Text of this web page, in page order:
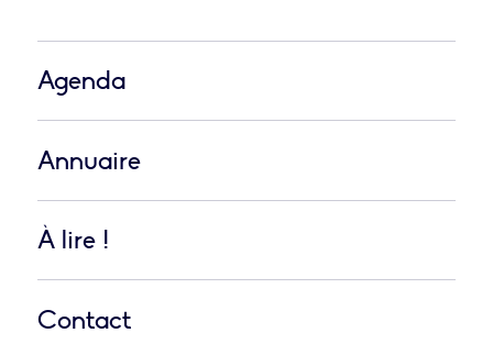
Agenda
Annuaire
À lire !
Contact